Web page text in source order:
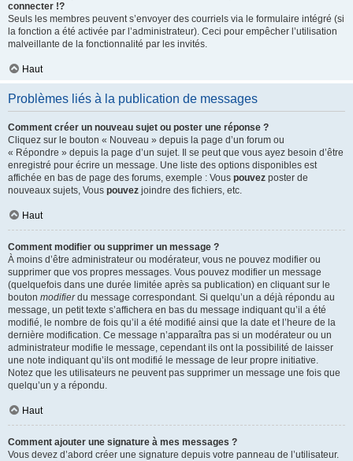
connecter !?
Seuls les membres peuvent s’envoyer des courriels via le formulaire intégré (si
la fonction a été activée par l’administrateur). Ceci pour empêcher l’utilisation
malveillante de la fonctionnalité par les invités.
Haut
Problèmes liés à la publication de messages
Comment créer un nouveau sujet ou poster une réponse ?
Cliquez sur le bouton « Nouveau » depuis la page d’un forum ou
« Répondre » depuis la page d’un sujet. Il se peut que vous ayez besoin d’être
enregistré pour écrire un message. Une liste des options disponibles est
affichée en bas de page des forums, exemple : Vous pouvez poster de
nouveaux sujets, Vous pouvez joindre des fichiers, etc.
Haut
Comment modifier ou supprimer un message ?
À moins d’être administrateur ou modérateur, vous ne pouvez modifier ou
supprimer que vos propres messages. Vous pouvez modifier un message
(quelquefois dans une durée limitée après sa publication) en cliquant sur le
bouton modifierdu message correspondant. Si quelqu’un a déjà répondu au
message, un petit texte s’affichera en bas du message indiquant qu’il a été
modifié, le nombre de fois qu’il a été modifié ainsi que la date et l’heure de la
dernière modification. Ce message n’apparaîtra pas si un modérateur ou un
administrateur modifie le message, cependant ils ont la possibilité de laisser
une note indiquant qu’ils ont modifié le message de leur propre initiative.
Notez que les utilisateurs ne peuvent pas supprimer un message une fois que
quelqu’un y a répondu.
Haut
Comment ajouter une signature à mes messages ?
Vous devez d’abord créer une signature depuis votre panneau de l’utilisateur.